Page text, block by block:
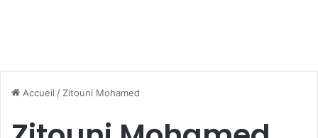
Accueil / Zitouni Mohamed